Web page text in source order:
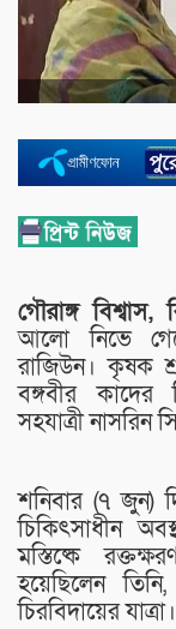
গৌরাঙ্গ বিশ্বাস,
আলো নিভে
রাজিউন। কৃষক
বঙ্গবীর কাদের
সহযাত্রী নাসরিন
শনিবার (৭ জুন)
চিকিৎসাধীন
মস্তিষ্কে
হয়েছিলেন
চিরবিদায়ের যাত্রা।